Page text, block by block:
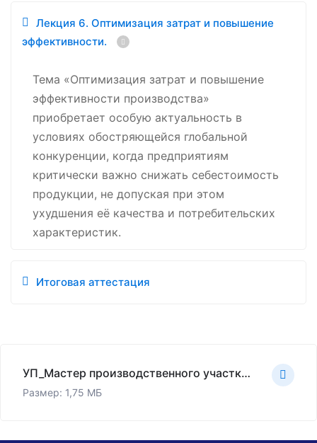
Лекция 6. Оптимизация затрат и повышение
эффективности.
Тема «Оптимизация затрат и повышение
эффективности производства»
приобретает особую актуальность в
условиях обостряющейся глобальной
конкуренции, когда предприятиям
критически важно снижать себестоимость
продукции, не допуская при этом
ухудшения её качества и потребительских
характеристик.
Итоговая аттестация
УП_Мастер производственного участка.pdf
Размер: 1,75 МБ